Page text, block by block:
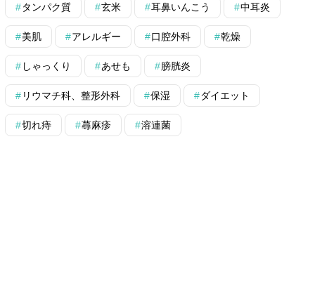
タンパク質 玄米 耳鼻いんこう 中耳炎
美肌 アレルギー 口腔外科 乾燥
しゃっくり あせも 膀胱炎
リウマチ科、整形外科 保湿 ダイエット
切れ痔 蕁麻疹 溶連菌